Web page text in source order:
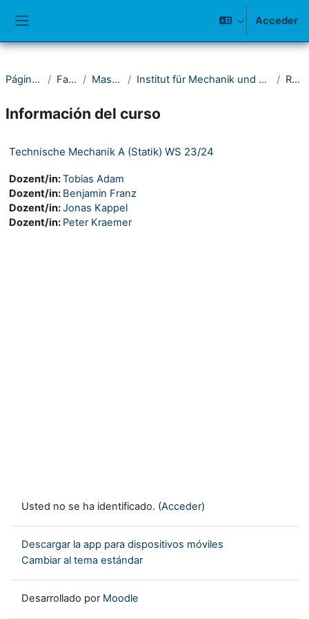
Acceder
Página Principal Fakultät IV Maschinenbau Institut für Mechanik und Regelungstechnik - Mechatronik Resumen
Información del curso
Technische Mechanik A (Statik) WS 23/24
Dozent/in:Tobias Adam
Dozent/in: Benjamin Franz
Dozent/in:Jonas Kappel
Dozent/in: Peter Kraemer
Usted no se ha identificado. (Acceder)
Descargar la app para dispositivos móviles
Cambiar al tema estándar
Desarrollado por Moodle